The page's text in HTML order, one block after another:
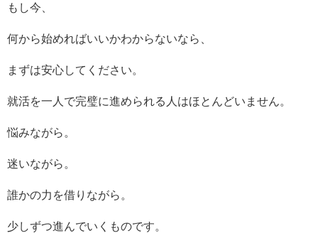
もし今、
何から始めればいいかわからないなら、
まずは安心してください。
就活を一人で完璧に進められる人はほとんどいません。
悩みながら。
迷いながら。
誰かの力を借りながら。
少しずつ進んでいくものです。